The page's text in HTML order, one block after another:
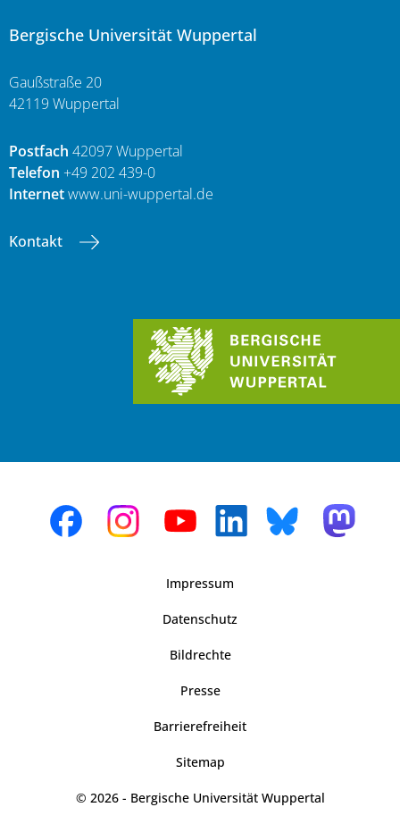
Bergische Universität Wuppertal
Gaußstraße 20
42119 Wuppertal
Postfach 42097 Wuppertal
Telefon +49 202 439-0
Internetwww.uni-wuppertal.de
Kontakt
Impressum
Datenschutz
Bildrechte
Presse
Barrierefreiheit
Sitemap
© 2026 - Bergische Universität Wuppertal